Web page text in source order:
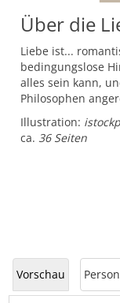
Über die
Liebe ist...
bedingungslose
alles sein kann,
Philosophen
Illustration:
ca.36 Seiten
Vorschau